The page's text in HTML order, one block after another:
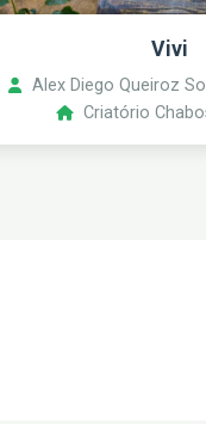
Vivi
Alex Diego Queiroz
Criatório